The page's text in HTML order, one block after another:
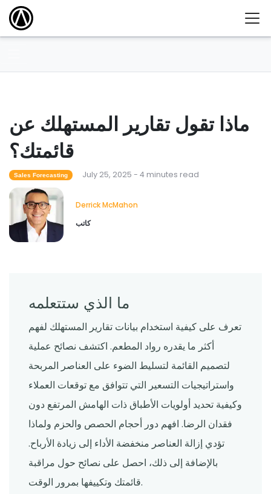
ماذا تقول تقارير المستهلك عن
قائمتك؟
Sales Forecasting July 25, 2025 - 4 minutes read
Derrick McMahon
كاتب
ما الذي ستتعلمه
تعرف على كيفية استخدام بيانات تقارير المستهلك لفهم
أكثر ما يقدره رواد المطعم. اكتشف نصائح عملية
لتصميم القائمة لتسليط الضوء على العناصر المربحة
واستراتيجيات التسعير التي تتوافق مع توقعات العملاء
وكيفية تحديد أولويات الأطباق ذات الهامش المرتفع دون
فقدان الرضا. افهم دور أحجام الحصص والحزم ولماذا
تؤدي إزالة العناصر منخفضة الأداء إلى زيادة الأرباح.
بالإضافة إلى ذلك، احصل على نصائح حول مراقبة
قائمتك وتكييفها بمرور الوقت.